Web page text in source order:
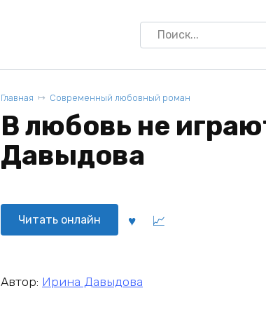
Search
for:
Главная Современный любовный роман
В любовь не
Давыдова
Читать онлайн
Автор: Ирина Давыдова